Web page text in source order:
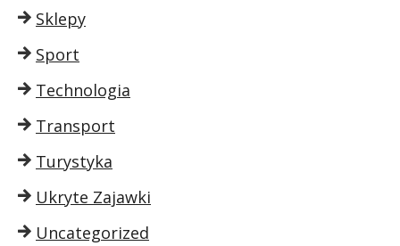
Sklepy
Sport
Technologia
Transport
Turystyka
Ukryte Zajawki
Uncategorized